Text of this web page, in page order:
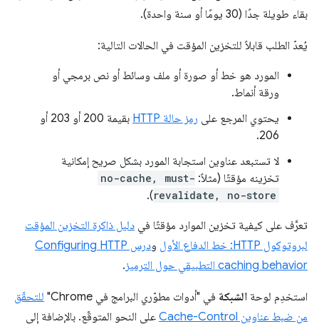
بقاء طويلة جدًا (30 يومًا أو سنة واحدة).
يُعدّ الطلب قابلاً للتخزين المؤقت في الحالات التالية:
المورد هو خط أو صورة أو ملف وسائط أو نص برمجي أو
ورقة أنماط.
يحتوي المرجع على رمز حالة HTTP
بقيمة 200 أو 203 أو
206.
لا تستبعد عناوين استجابة المورد بشكل صريح إمكانية
تخزينه مؤقتًا (مثلاً: no-cache, must-
revalidate, no-store
).
تعرَّف على كيفية تخزين الموارد مؤقتًا في دليل ذاكرة التخزين المؤقت
لبروتوكول HTTP: خط الدفاع الأول
و
درس Configuring HTTP
caching behavior التطبيقي حول الترميز
.
استخدِم لوحة الشبكة في "أدوات مطوّري البرامج في Chrome"
للتحقّق
من ضبط عناوين Cache-Control
على النحو المتوقّع. بالإضافة إلى